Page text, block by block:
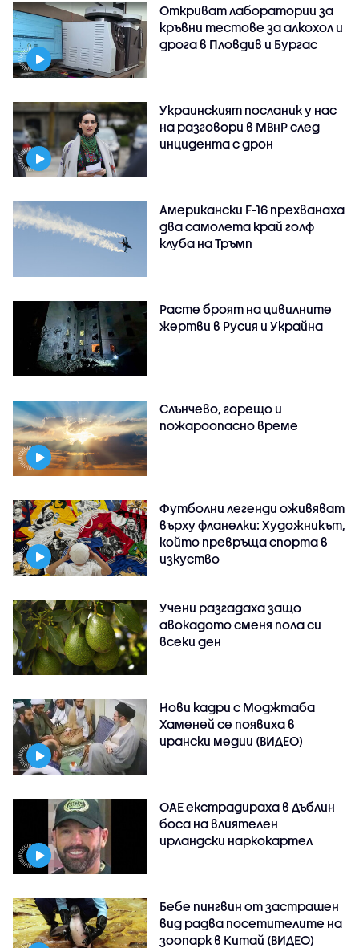
Откриват лаборатории за
кръвни тестове за алкохол и
дрога в Пловдив и Бургас
Украинският посланик у нас
на разговори в МВнР след
инцидента с дрон
Американски F-16 прехванаха
два самолета край голф
клуба на Тръмп
Расте броят на цивилните
жертви в Русия и Украйна
Слънчево, горещо и
пожароопасно време
Футболни легенди оживяват
върху фланелки: Художникът,
който превръща спорта в
изкуство
Учени разгадаха защо
авокадото сменя пола си
всеки ден
Нови кадри с Моджтаба
Хаменей се появиха в
ирански медии (ВИДЕО)
ОАЕ екстрадираха в Дъблин
боса на влиятелен
ирландски наркокартел
Бебе пингвин от застрашен
вид радва посетителите на
зоопарк в Китай (ВИДЕО)